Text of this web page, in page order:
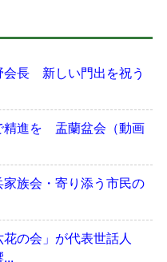
長 新しい門出を祝う
精進を 盂蘭盆会（動画
家族会・寄り添う市民の
の会」が代表世話人